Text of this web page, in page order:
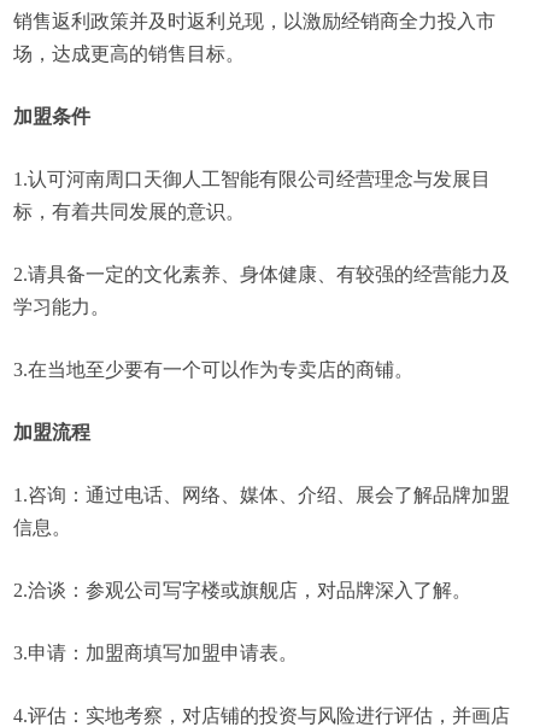
销售返利政策并及时返利兑现，以激励经销商全力投入市
场，达成更高的销售目标。
加盟条件
1.认可河南周口天御人工智能有限公司经营理念与发展目
标，有着共同发展的意识。
2.请具备一定的文化素养、身体健康、有较强的经营能力及
学习能力。
3.在当地至少要有一个可以作为专卖店的商铺。
加盟流程
1.咨询：通过电话、网络、媒体、介绍、展会了解品牌加盟
信息。
2.洽谈：参观公司写字楼或旗舰店，对品牌深入了解。
3.申请：加盟商填写加盟申请表。
4.评估：实地考察，对店铺的投资与风险进行评估，并画店